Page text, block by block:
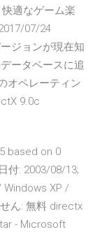
適なゲーム楽
07/24
ジョンが現在知
ータベースに追
オペレーティン
9.0c
based on 0
付: 2003/08/13;
Windows XP /
ん: 無料 directx
- Microsoft